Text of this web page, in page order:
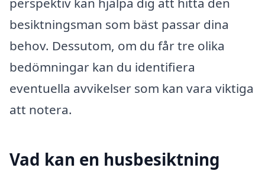
besiktningsman som bäst passar dina
behov. Dessutom, om du får tre olika
bedömningar kan du identifiera
eventuella avvikelser som kan vara viktiga
att notera.
Vad kan en husbesiktning